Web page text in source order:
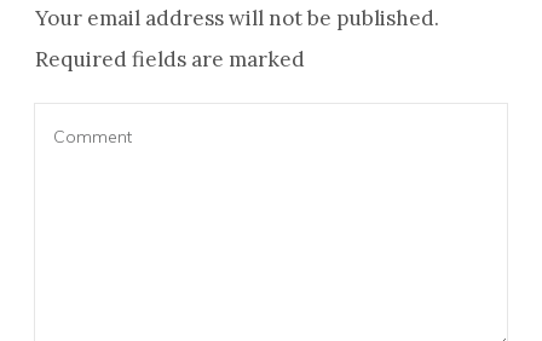
Your email address will not be published.
Required fields are marked